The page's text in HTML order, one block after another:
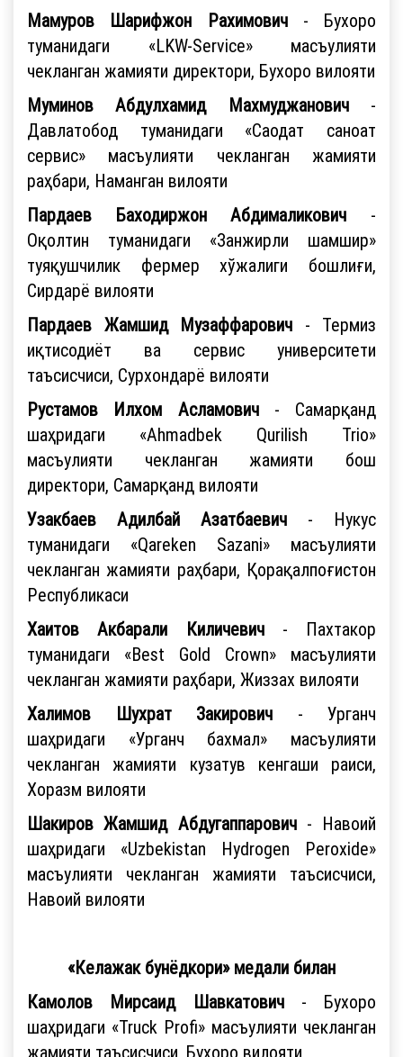
Мамуров Шарифжон Рахимович- Бухоро
туманидаги «LKW-Service» масъулияти
чекланган жамияти директори, Бухоро вилояти
Муминов Абдулхамид Махмуджанович-
Давлатобод туманидаги «Саодат саноат
сервис» масъулияти чекланган жамияти
раҳбари, Наманган вилояти
Пардаев Баходиржон Абдималикович -
Оқолтин туманидаги «Занжирли шамшир»
туяқушчилик фермер хўжалиги бошлиғи,
Сирдарё вилояти
Пардаев Жамшид Музаффарович - Термиз
иқтисодиёт ва сервис университети
таъсисчиси, Сурхондарё вилояти
Рустамов Илхом Асламович- Самарқанд
шаҳридаги «Ahmadbek Qurilish Trio»
масъулияти чекланган жамияти бош
директори, Самарқанд вилояти
Узакбаев Адилбай Азатбаевич - Нукус
туманидаги «Qareken Sazani» масъулияти
чекланган жамияти раҳбари, Қорақалпоғистон
Республикаси
Хаитов Акбарали Киличевич- Пахтакор
туманидаги «Best Gold Crown» масъулияти
чекланган жамияти раҳбари, Жиззах вилояти
Халимов Шухрат Закирович - Урганч
шаҳридаги «Урганч бахмал» масъулияти
чекланган жамияти кузатув кенгаши раиси,
Хоразм вилояти
Шакиров Жамшид Абдугаппарович- Навоий
шаҳридаги «Uzbekistan Hydrogen Peroxide»
масъулияти чекланган жамияти таъсисчиси,
Навоий вилояти
«Келажак бунёдкори» медали билан
Камолов Мирсаид Шавкатович- Бухоро
шаҳридаги «Truck Profi» масъулияти чекланган
жамияти таъсисчиси, Бухоро вилояти